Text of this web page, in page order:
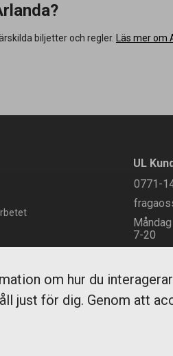
biljetter och regler.
Läs mer om
UL
0771-
7-20
9-17
om hur du
just för dig. Genom att